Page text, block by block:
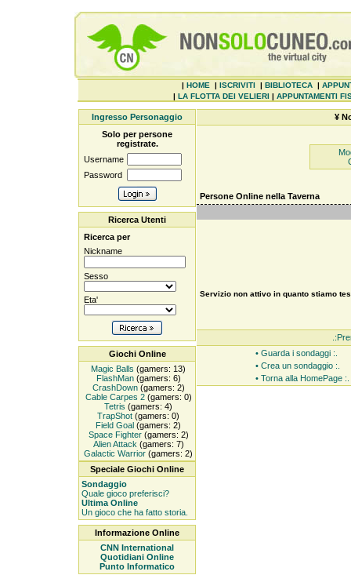
| HOME | ISCRIVITI| BIBLIOTECA|
| LA FLOTTA DEI VELIERI | APPUNTAMENTI
Ingresso Personaggio
Solo per persone
registrate.
Username
Password
Ricerca Utenti
Ricerca per
Nickname
Sesso
Eta'
Giochi Online
Magic Balls (gamers: 13)
FlashMan(gamers: 6)
CrashDown(gamers: 2)
Cable Carpes 2(gamers: 0)
Tetris (gamers: 4)
TrapShot (gamers: 0)
Field Goal (gamers: 2)
Space Fighter(gamers: 2)
Alien Attack (gamers: 7)
Galactic Warrior (gamers: 2)
Speciale Giochi Online
Sondaggio
Quale gioco preferisci?
Ultima Online
Un gioco che ha fatto storia.
Informazione Online
CNN International
Quotidiani Online
Punto Informatico
¥
Persone Online nella Taverna
Servizio non attivo in quanto stiamo
• Guarda i sondaggi :.
• Crea un sondaggio :.
• Torna alla HomePage :.